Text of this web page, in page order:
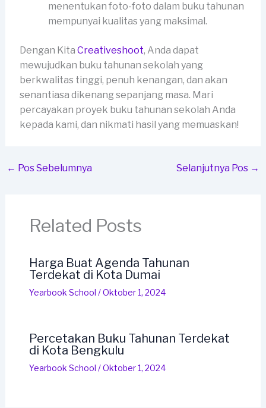
menentukan foto-foto dalam buku tahunan
mempunyai kualitas yang maksimal.
Dengan Kita Creativeshoot, Anda dapat
mewujudkan buku tahunan sekolah yang
berkwalitas tinggi, penuh kenangan, dan akan
senantiasa dikenang sepanjang masa. Mari
percayakan proyek buku tahunan sekolah Anda
kepada kami, dan nikmati hasil yang memuaskan!
← Pos Sebelumnya Selanjutnya Pos →
Related Posts
Harga Buat Agenda Tahunan
Terdekat di Kota Dumai
Yearbook School /Oktober 1, 2024
Percetakan Buku Tahunan Terdekat
di Kota Bengkulu
Yearbook School /Oktober 1, 2024